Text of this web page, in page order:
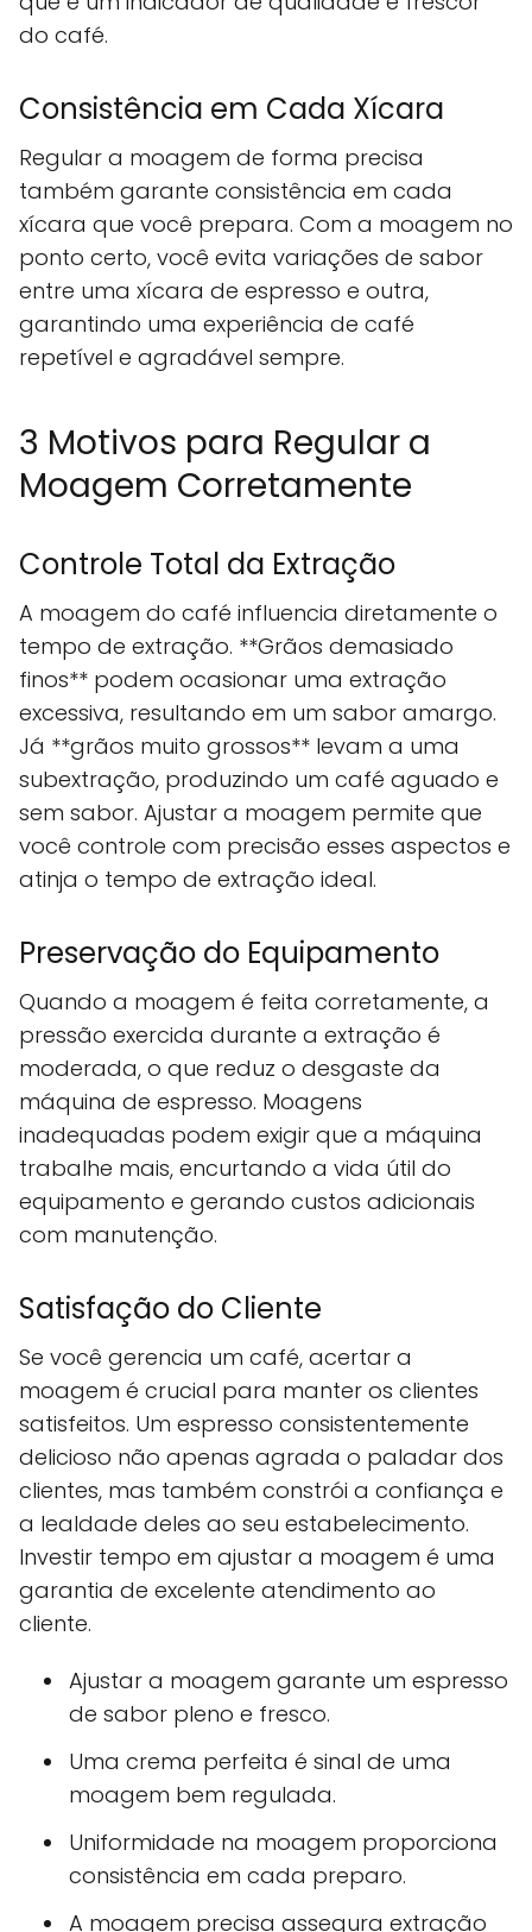
do café.
Consistência em Cada Xícara
Regular a moagem de forma precisa
também garante consistência em cada
xícara que você prepara. Com a moagem no
ponto certo, você evita variações de sabor
entre uma xícara de espresso e outra,
garantindo uma experiência de café
repetível e agradável sempre.
3 Motivos para Regular a
Moagem Corretamente
Controle Total da Extração
A moagem do café influencia diretamente o
tempo de extração. **Grãos demasiado
finos** podem ocasionar uma extração
excessiva, resultando em um sabor amargo.
Já **grãos muito grossos** levam a uma
subextração, produzindo um café aguado e
sem sabor. Ajustar a moagem permite que
você controle com precisão esses aspectos e
atinja o tempo de extração ideal.
Preservação do Equipamento
Quando a moagem é feita corretamente, a
pressão exercida durante a extração é
moderada, o que reduz o desgaste da
máquina de espresso. Moagens
inadequadas podem exigir que a máquina
trabalhe mais, encurtando a vida útil do
equipamento e gerando custos adicionais
com manutenção.
Satisfação do Cliente
Se você gerencia um café, acertar a
moagem é crucial para manter os clientes
satisfeitos. Um espresso consistentemente
delicioso não apenas agrada o paladar dos
clientes, mas também constrói a confiança e
a lealdade deles ao seu estabelecimento.
Investir tempo em ajustar a moagem é uma
garantia de excelente atendimento ao
cliente.
Ajustar a moagem garante um espresso
de sabor pleno e fresco.
Uma crema perfeita é sinal de uma
moagem bem regulada.
Uniformidade na moagem proporciona
consistência em cada preparo.
A moagem precisa assegura extração